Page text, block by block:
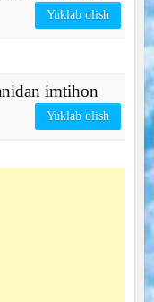
Yuklab olish
imtihon
Yuklab olish